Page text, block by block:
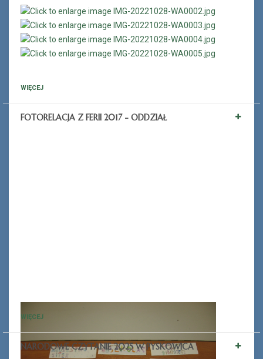
WIĘCEJ
FOTORELACJA Z FERII 2017 - ODDZIAŁ
WIĘCEJ
NARODOWE CZYTANIE 2025 W PYSKOWICA